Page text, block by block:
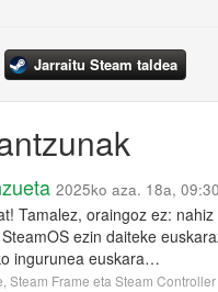
Jarraitu Steam taldea
2025ko aza. 18a, 09:30
Tamalez, oraingoz ez:
ezin daiteke
ingurunea euskara…
Steam Frame eta Steam Controller